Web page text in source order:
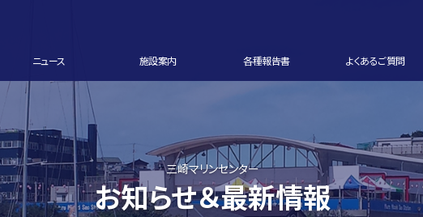
ニュース 施設案内 各種報告書 よくあるご質問
三崎マリンセンター
お知らせ＆最新情報